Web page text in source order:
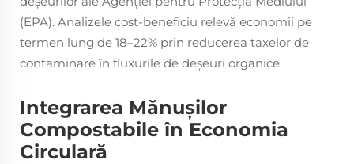
(EPA). Analizele cost-beneficiu relevă economii pe
termen lung de 18–22% prin reducerea taxelor de
contaminare în fluxurile de deșeuri organice.
Integrarea Mănușilor
Compostabile în Economia
Circulară